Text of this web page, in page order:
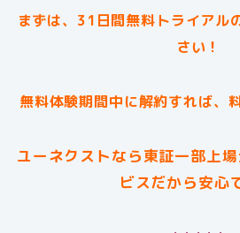
まずは、31日間無料トライアル
さい！
無料体験期間中に解約すれば、
ユーネクストなら東証一部上
ビスだから安心